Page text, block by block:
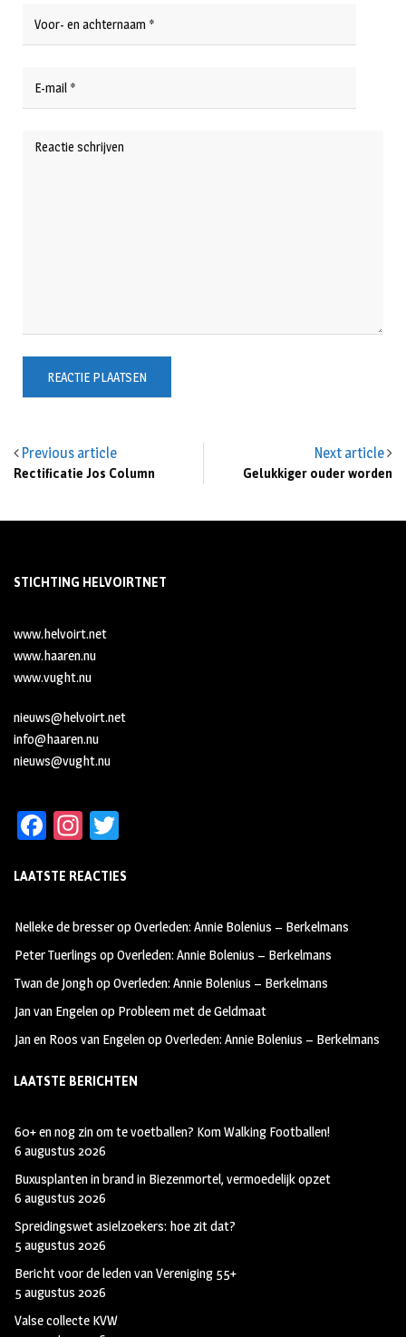
Previous article
Rectificatie Jos Column
Next article
Gelukkiger ouder worden
STICHTING HELVOIRTNET
www.helvoirt.net
www.haaren.nu
www.vught.nu
nieuws@helvoirt.net
info@haaren.nu
nieuws@vught.nu
Fa
b
oo
k
In
ag
m
tt
LAATSTE REACTIES
Nelleke de bresseropOverleden: Annie Bolenius – Berkelmans
Peter Tuerlings opOverleden: Annie Bolenius – Berkelmans
Twan de JonghopOverleden: Annie Bolenius – Berkelmans
Jan van Engelenop Probleem met de Geldmaat
Jan en Roos van EngelenopOverleden: Annie Bolenius – Berkelmans
LAATSTE BERICHTEN
60+ en nog zin om te voetballen? Kom Walking Footballen!
6 augustus 2026
Buxusplanten in brand in Biezenmortel, vermoedelijk opzet
6 augustus 2026
Spreidingswet asielzoekers: hoe zit dat?
5 augustus 2026
Bericht voor de leden van Vereniging 55+
5 augustus 2026
Valse collecte KVW